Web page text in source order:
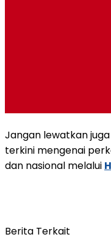
Jangan lewatkan
terkini mengenai
dan nasional melalui
Berita Terkait